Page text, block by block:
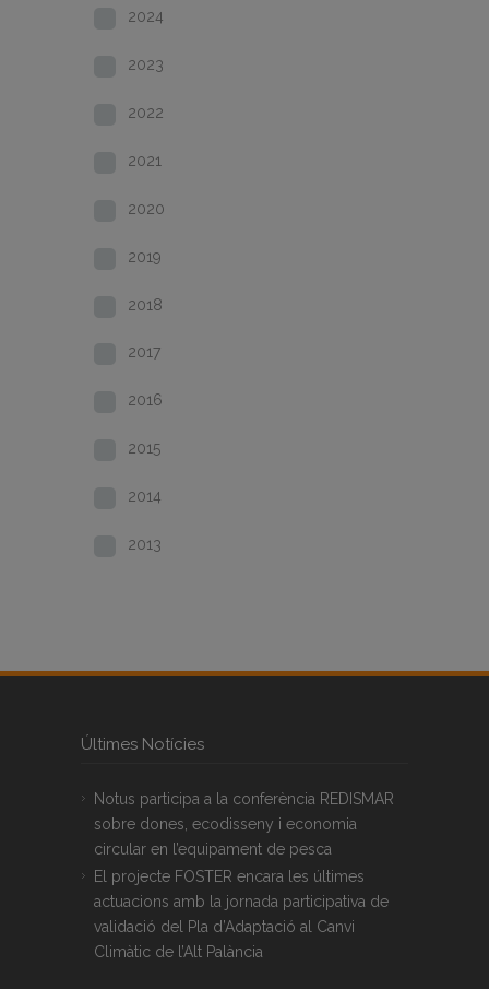
2024
2023
2022
2021
2020
2019
2018
2017
2016
2015
2014
2013
Últimes Notícies
Notus participa a la conferència REDISMAR
sobre dones, ecodisseny i economia
circular en l’equipament de pesca
El projecte FOSTER encara les últimes
actuacions amb la jornada participativa de
validació del Pla d’Adaptació al Canvi
Climàtic de l’Alt Palància